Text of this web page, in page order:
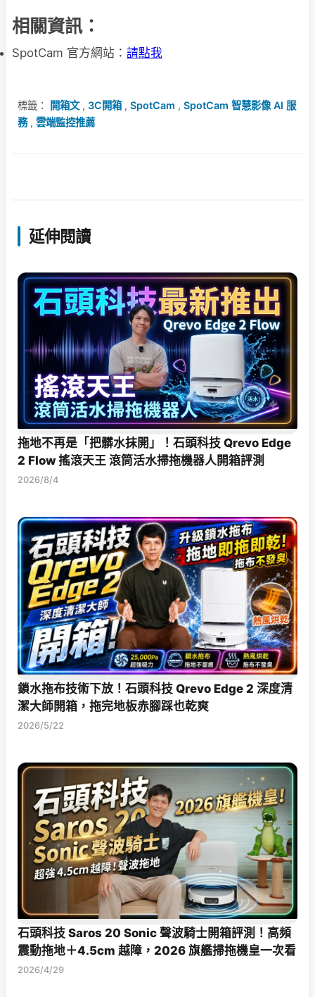
相關資訊：
SpotCam 官方網站： 請點我
標籤： 開箱文, 3C開箱, SpotCam , SpotCam 智慧影像 AI 服
務, 雲端監控推薦
延伸閱讀
拖地不再是「把髒水抹開」！石頭科技 Qrevo Edge
2 Flow 搖滾天王 滾筒活水掃拖機器人開箱評測
2026/8/4
鎖水拖布技術下放！石頭科技 Qrevo Edge 2 深度清
潔大師開箱，拖完地板赤腳踩也乾爽
2026/5/22
石頭科技 Saros 20 Sonic 聲波騎士開箱評測！高頻
震動拖地＋4.5cm 越障，2026 旗艦掃拖機皇一次看
2026/4/29